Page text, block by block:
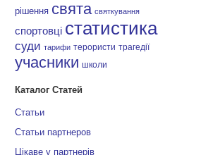
рішення свята святкування
спортовці статистика
суди тарифи терористи трагедії
учасники школи
Каталог Статей
Статьи
Статьи партнеров
Цікаве у партнерів